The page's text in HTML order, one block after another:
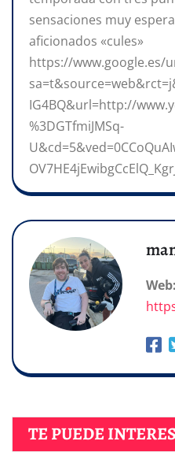
sensaciones muy
aficionados «cules»
https://www.google.es/
IG4BQ&url=http://
%3DGTfmiJMSq-
Web:
TE PUEDE